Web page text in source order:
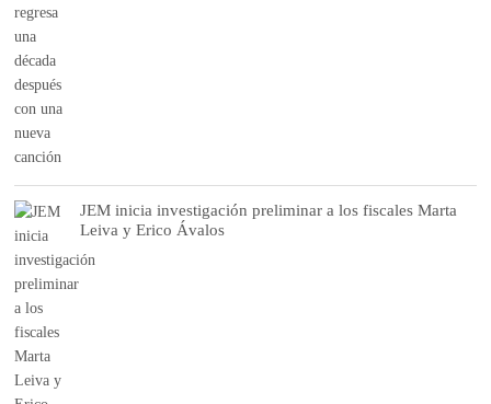
JEM inicia investigación preliminar a los fiscales Marta
Leiva y Erico Ávalos